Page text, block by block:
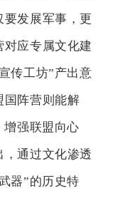
发展军事，更
应专属文化建
传工坊”产出意
国阵营则能解
增强联盟向心
通过文化渗透
器”的历史特